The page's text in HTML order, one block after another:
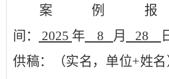
案例
间：
2025 年 8 月 28
供稿：（实名，单位+姓名